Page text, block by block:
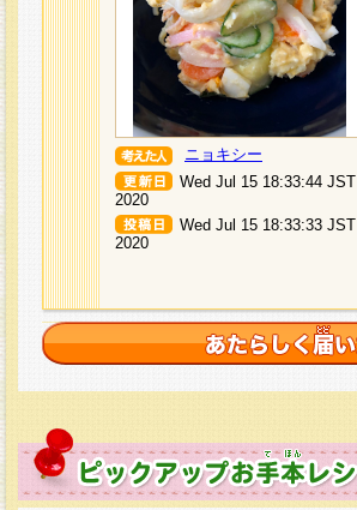
ニョキシー
Wed Jul 15 18:33:44 JST
2020
Wed Jul 15 18:33:33 JST
2020